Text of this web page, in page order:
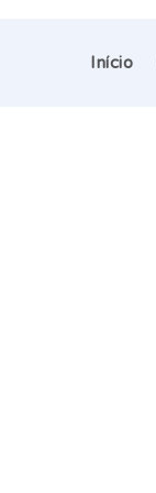
Início